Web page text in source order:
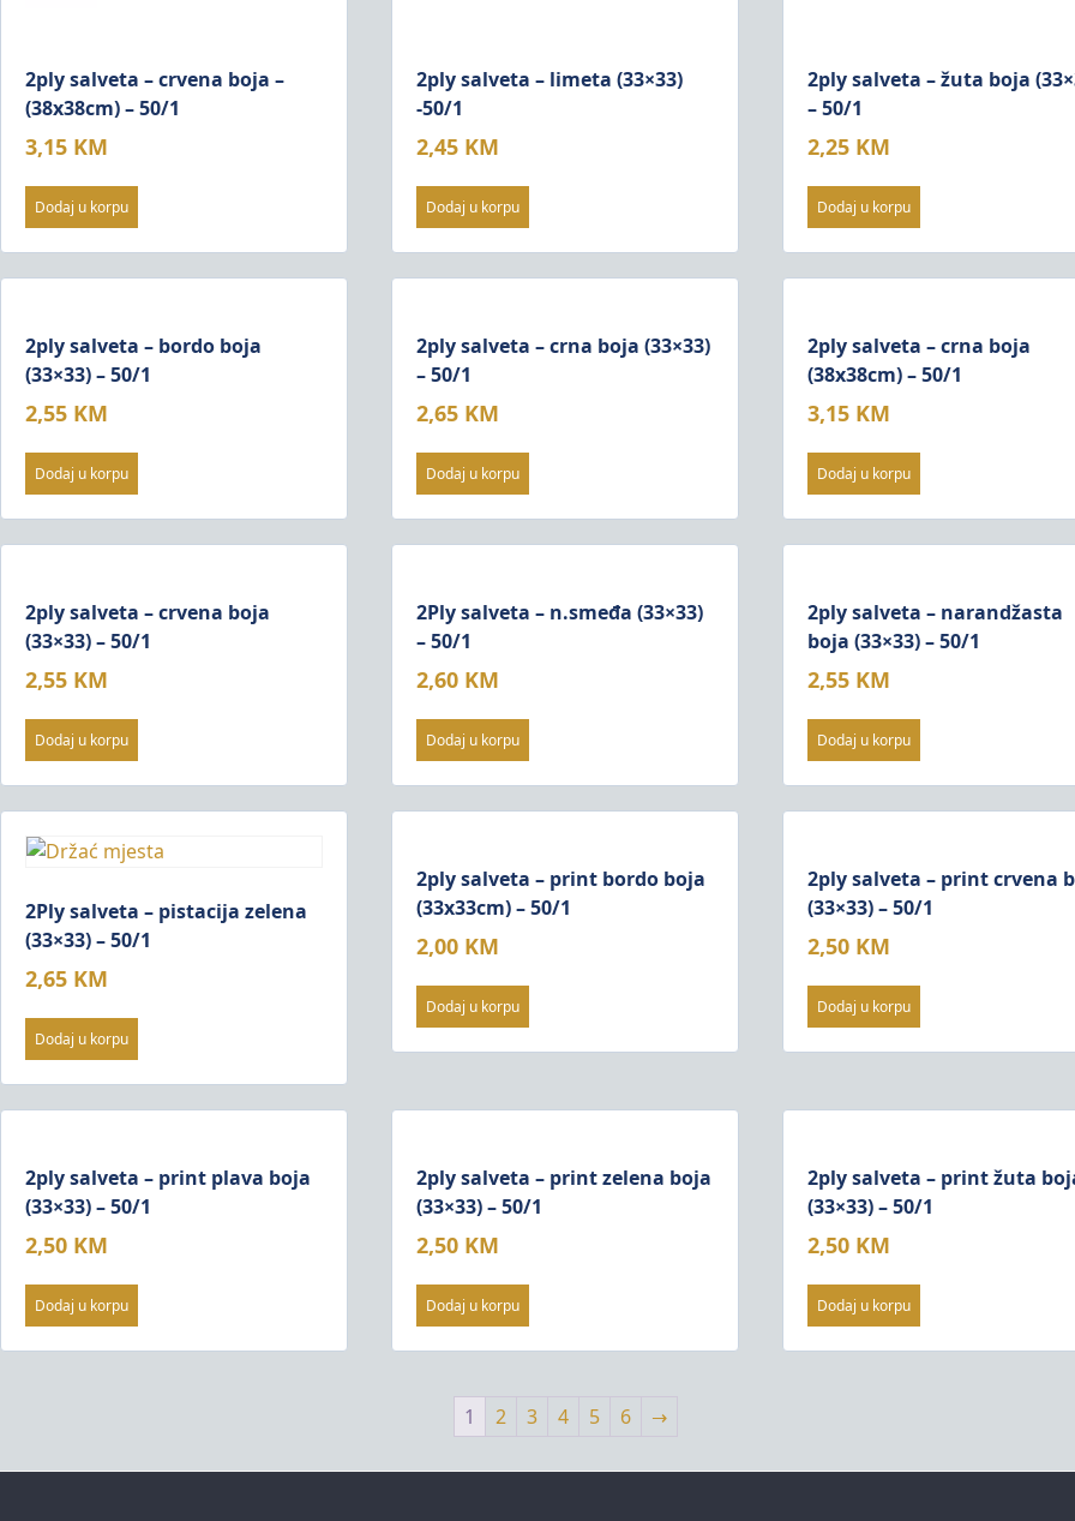
2ply salveta – crvena boja –
(38x38cm) – 50/1
3,15 KM
Dodaj u korpu
2ply salveta – limeta (33×33)
-50/1
2,45 KM
Dodaj u korpu
2ply salveta – žuta boja
– 50/1
2,25 KM
Dodaj u korpu
2ply salveta – bordo boja
(33×33) – 50/1
2,55 KM
Dodaj u korpu
2ply salveta – crna boja (33×33)
– 50/1
2,65 KM
Dodaj u korpu
2ply salveta – crna boja
(38x38cm) – 50/1
3,15 KM
Dodaj u korpu
2ply salveta – crvena boja
(33×33) – 50/1
2,55 KM
Dodaj u korpu
2Ply salveta – n.smeđa (33×33)
– 50/1
2,60 KM
Dodaj u korpu
2ply salveta – narandžasta
boja (33×33) – 50/1
2,55 KM
Dodaj u korpu
2Ply salveta – pistacija zelena
(33×33) – 50/1
2,65 KM
Dodaj u korpu
2ply salveta – print bordo boja
(33x33cm) – 50/1
2,00 KM
Dodaj u korpu
2ply salveta – print crvena
(33×33) – 50/1
2,50 KM
Dodaj u korpu
2ply salveta – print plava boja
(33×33) – 50/1
2,50 KM
Dodaj u korpu
2ply salveta – print zelena boja
(33×33) – 50/1
2,50 KM
Dodaj u korpu
2ply salveta – print žuta
(33×33) – 50/1
2,50 KM
Dodaj u korpu
1 2 3 4 5 6 →